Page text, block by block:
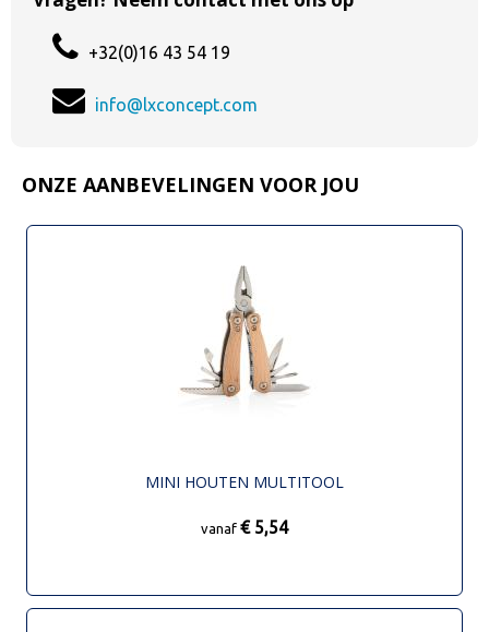
+32(0)16 43 54 19
info@lxconcept.com
ONZE AANBEVELINGEN VOOR JOU
MINI HOUTEN MULTITOOL
vanaf € 5,54